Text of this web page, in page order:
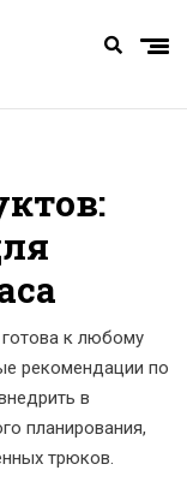
к любому
рекомендации по
в
планирования,
трюков.